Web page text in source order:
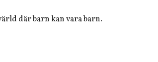
där barn kan vara barn.